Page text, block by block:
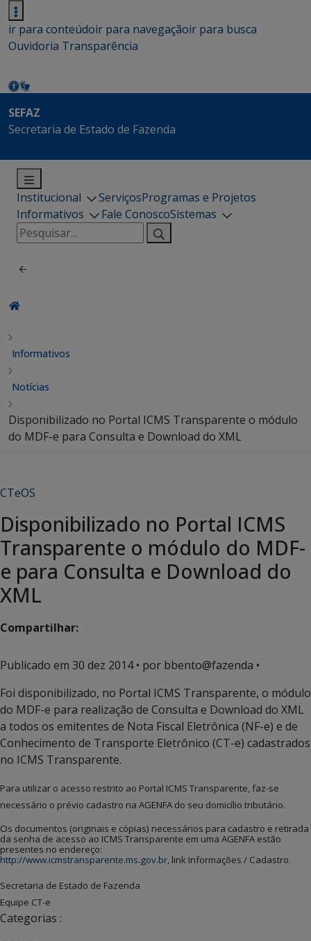
ir para conteúdoir para navegaçãoir para busca
Ouvidoria Transparência
SEFAZ
Secretaria de Estado de Fazenda
Institucional ServiçosProgramas e Projetos
Informativos
Fale ConoscoSistemas
Pesquisar
por:
Informativos
Notícias
Disponibilizado no Portal ICMS Transparente o módulo
do MDF-e para Consulta e Download do XML
CTeOS
Disponibilizado no Portal ICMS
Transparente o módulo do MDF-
e para Consulta e Download do
XML
Compartilhar:
Publicado em 30 dez 2014• por bbento@fazenda •
Foi disponibilizado, no Portal ICMS Transparente, o módulo
do MDF-e para realização de Consulta e Download do XML
a todos os emitentes de Nota Fiscal Eletrônica (NF-e) e de
Conhecimento de Transporte Eletrônico (CT-e) cadastrados
no ICMS Transparente.
Para utilizar o acesso restrito ao Portal ICMS Transparente, faz-se
necessário o prévio cadastro na AGENFA do seu domicílio tributário.
Os documentos (originais e cópias) necessários para cadastro e retirada
da senha de acesso ao ICMS Transparente em uma AGENFA estão
presentes no endereço:
http://www.icmstransparente.ms.gov.br, link Informações / Cadastro.
Secretaria de Estado de Fazenda
Equipe CT-e
Categorias :